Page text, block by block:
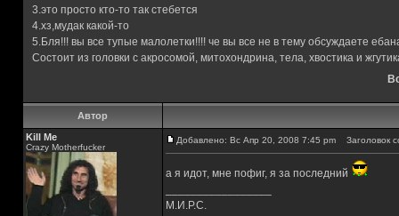
3.это просто кто-то так стебется
4.хз,мудак какой-то
5.Бля!!! вы все тупые малолетки!!!! че вы все не в тему обсуждаете
Состоит из головки с акросомой, митохондрина, тела, хвостика и
Автор
Kill Me
Crazy Motherfucker
Добавлено: Вс Апр 20, 2008 7:45 pm Заголовок
а я идот, мне пофиг, я за последний
М.И.Р.С.